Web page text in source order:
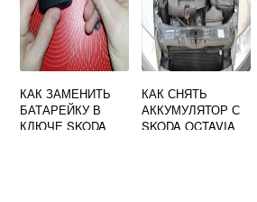
КАК ЗАМЕНИТЬ
БАТАРЕЙКУ В
КЛЮЧЕ SKODA
КАК СНЯТЬ
АККУМУЛЯТОР С
SKODA OCTAVIA